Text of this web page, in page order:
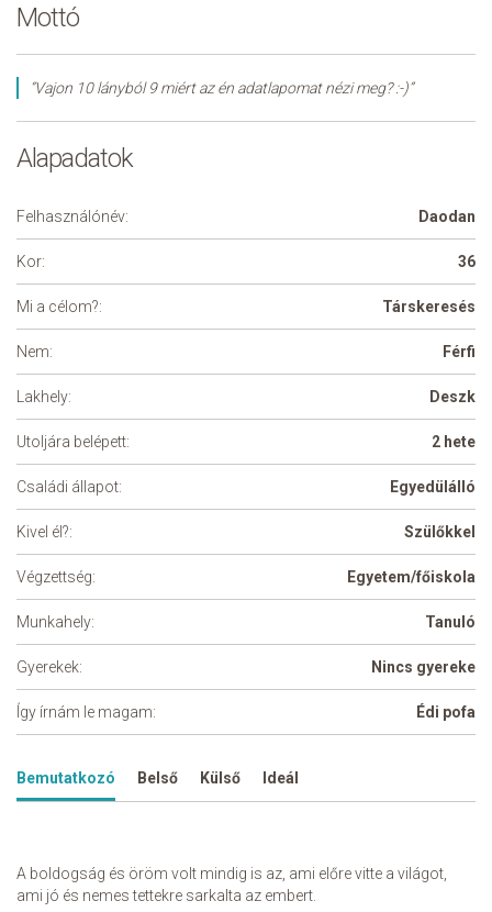
Mottó
“Vajon 10 lányból 9 miért az én adatlapomat nézi meg? :-)”
Alapadatok
Felhasználónév: Daodan
Kor: 36
Mi a célom?: Társkeresés
Nem: Férfi
Lakhely: Deszk
Utoljára belépett: 2 hete
Családi állapot: Egyedülálló
Kivel él?: Szülőkkel
Végzettség: Egyetem/főiskola
Munkahely: Tanuló
Gyerekek: Nincs gyereke
Így írnám le magam: Édi pofa
Bemutatkozó Belső Külső Ideál
A boldogság és öröm volt mindig is az, ami előre vitte a világot,
ami jó és nemes tettekre sarkalta az embert.